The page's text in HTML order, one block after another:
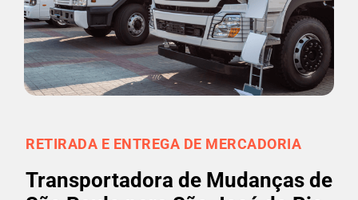
RETIRADA E ENTREGA DE MERCADORIA
Transportadora de Mudanças de